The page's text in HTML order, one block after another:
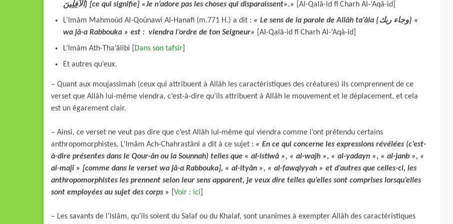
الْآفِلِينَ} [ce qui signifie] «Je n’adore pas les choses qui disparaissent».»
[Al-Qalâ-id fî Charh Al-‘Aqâ-id]
L’Imâm Mahmoûd Al-Qoûnawi Al-Hanafi (m.771 H.) a dit : « Le sens de la parole de Allâh ta’âla {وجاء ربك} «
wa jâ-a Rabbouka » est : viendra l’ordre de ton Seigneur»
[Al-Qalâ-id fî Charh Al-‘Aqâ-id]
L’Imâm Ath-Tha’âlibi [
Dans son tafsîr
Et autres qu’eux.
– Quant aux moujassimah (ceux qui attribuent à Allâh les caractéristiques des créatures) ils comprennent de ce
verset que Allâh lui-même viendra, c’est-à-dire qu’ils attribuent à Allâh le mouvement et le déplacement, et cela
est un égarement clair.
– Ainsi, ce verset ne veut pas dire que c’est Allâh lui-même qui viendra comme l’ont prétendu certains
anthropomorphistes. L’Imâm Ach-Chahrastâni a dit à ce sujet : « En ce qui concerne les expressions révélées (c’est-
à-dire présentes dans le Qour-ân ou la Sounnah) telles que « al-istiwâ », « al-wajh », « al-yadayn », « al-janb », «
al-majî » [comme dans le verset wa jâ-a Rabbouka], « al-ityân », « al-fawqiyyah » et d’autres que celles-ci, les
anthropomorphistes les prennent selon leur sens apparent, je veux dire telles qu’elles sont comprises lorsqu’elles
sont employées au sujet des corps »
Voir : ici
– Les savants de l’Islâm, qu’ils soient du Salaf ou du Khalaf, sont unanimes à exempter Allâh des caractéristiques